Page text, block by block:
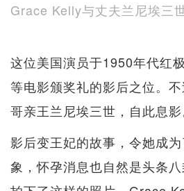
Grace Kelly与丈夫兰尼埃三
这位美国演员于1950年代红
等电影颁奖礼的影后之位。
哥亲王兰尼埃三世，自此息影
影后变王妃的故事，令她成
象，怀孕消息也自然是头条